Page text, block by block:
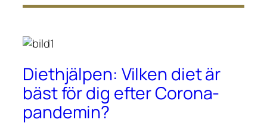
Diethjälpen: Vilken diet är
bäst för dig efter Corona-
pandemin?